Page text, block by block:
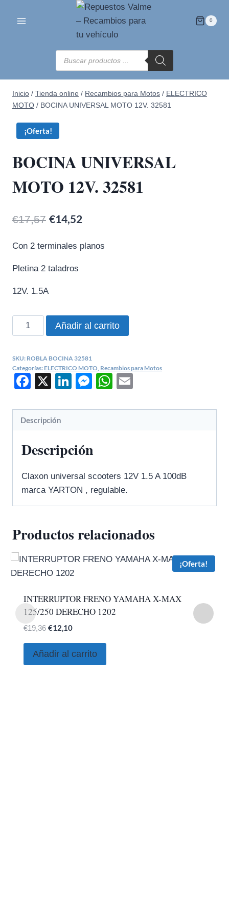
0
Búsqueda
de
productos
Inicio / Tienda online / Recambios para Motos / ELECTRICO
MOTO / BOCINA UNIVERSAL MOTO 12V. 32581
¡Oferta!
BOCINA UNIVERSAL
MOTO 12V. 32581
€17,57 El
original
era:
€14,52
Con 2 terminales planos
Pletina 2 taladros
12V. 1.5A
BOCINA
UNIVERSAL
12V.
32581
cantidad
Añadir al carrito
SKU: ROBLA BOCINA 32581
Categorías: ELECTRICO MOTO Recambios para Motos
Facebook
X LinkedIn
Messenger
WhatsApp
Descripción
Descripción
Claxon universal scooters 12V 1.5 A 100dB
marca YARTON , regulable.
Productos relacionados
¡Oferta!
INTERRUPTOR FRENO YAMAHA X-MAX
125/250 DERECHO 1202
€19,36 El
original
€12,10El
actual
Añadir al carrito